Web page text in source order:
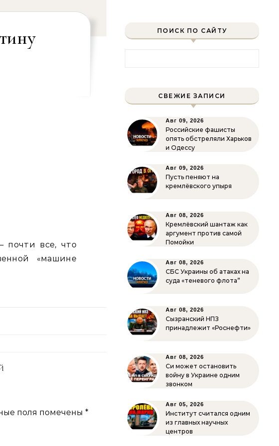
почти все, что
«машине
поля помечены *
ПОИСК ПО САЙТУ
СВЕЖИЕ ЗАПИСИ
Авг 09, 2026
Российские фашисты
опять обстреляли Харьков
и Одессу
Авг 09, 2026
Пусть пеняют на
кремлёвского упыря
Авг 08, 2026
Кремлёвский шантаж как
аргумент против самой
Помойки
Авг 08, 2026
СБС Украины об атаках на
суда «теневого флота”
Авг 08, 2026
Сызранский НПЗ
принадлежит «Роснефти»
Авг 08, 2026
Си может остановить
войну в Украине одним
звонком
Авг 05, 2026
Институт считался одним
из главных научных
центров